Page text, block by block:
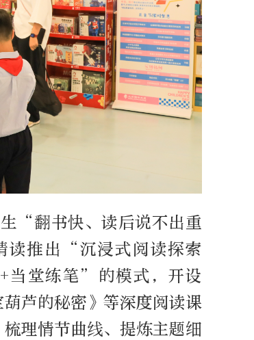
“翻书快、读后说不出重
读推出“沉浸式阅读探索
堂练笔”的模式，开设
芦的秘密》等深度阅读课
理情节曲线、提炼主题细